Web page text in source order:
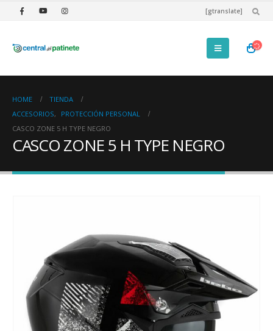
[gtranslate]
HOME
TIENDA
ACCESORIOS,
PROTECCIÓN PERSONAL
CASCO ZONE 5 H TYPE NEGRO
CASCO ZONE 5 H TYPE NEGRO